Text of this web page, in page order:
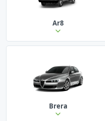
Ar8
Brera